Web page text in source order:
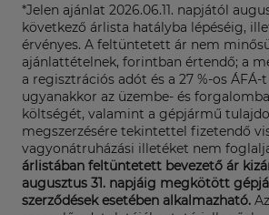
*Jelen ajánlat 2026.06.11. napjától
következő árlista hatályba lépéséig,
érvényes. A feltüntetett ár nem
ajánlattételnek, forintban értendő; a
a regisztrációs adót és a 27 %-os ÁFÁ-
ugyanakkor az üzembe- és
költségét, valamint a gépjármű
megszerzésére tekintettel fizetendő
vagyonátruházási illetéket nem
árlistában feltüntetett bevezető ár
augusztus 31. napjáig megkötött
szerződések esetében alkalmazható.